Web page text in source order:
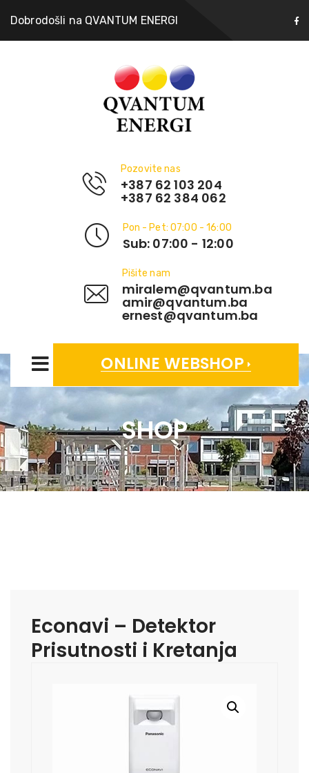
Dobrodošli na QVANTUM ENERGI
Pozovite nas
+387 62 103 204
+387 62 384 062
Pon - Pet: 07:00 - 16:00
Sub: 07:00 - 12:00
Pišite nam
miralem@qvantum.ba
amir@qvantum.ba
ernest@qvantum.ba
ONLINE WEBSHOP
SHOP
Econavi – Detektor
Prisutnosti i Kretanja